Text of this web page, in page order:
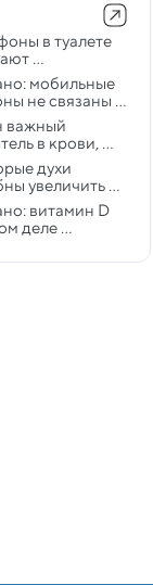
в туалете
геморроя
мобильные
не связаны с
важный
в крови,
будущие
духи
увеличить
вещества
витамин D
деле